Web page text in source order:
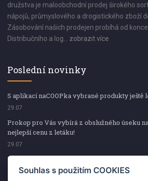
družstva je maloobchodní prodej širokého
nápojů, průmyslového a drogistického zboží
Zásobování našich prodejen probíhá od
Distribučního a log... zobrazit více
Poslední novinky
S aplikací naCOOPka vybrané produkty ještě
29.07
Prokop pro Vás vybírá z obslužného úseku
nejlepší cenu z letáku!
29.07
Prokop pro Vás vybírá z obslužného úseku
nejlepší cenu z letáku!
Souhlas s použitím COOKIES